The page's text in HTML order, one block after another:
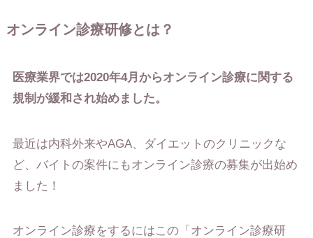
オンライン診療研修とは？
医療業界では2020年4月からオンライン診療に関する
規制が緩和され始めました。
最近は内科外来やAGA、ダイエットのクリニックな
ど、バイトの案件にもオンライン診療の募集が出始め
ました！
オンライン診療をするにはこの「オンライン診療研